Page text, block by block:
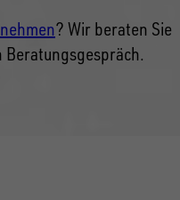
? Wir beraten Sie